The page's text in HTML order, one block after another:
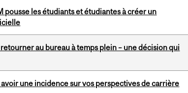
pousse les étudiants et étudiantes à créer un
au bureau à temps plein – une décision qui
une incidence sur vos perspectives de carrière